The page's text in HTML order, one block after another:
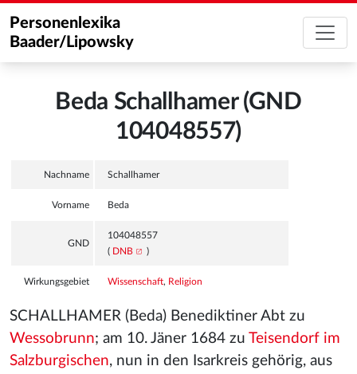
Personenlexika
Baader/Lipowsky
Beda Schallhamer (GND
104048557)
Nachname Schallhamer
Vorname Beda
GND
104048557
( DNB )
Wirkungsgebiet Wissenschaft, Religion
SCHALLHAMER (Beda) Benediktiner Abt zu
Wessobrunn; am 10. Jäner 1684 zu Teisendorf im
Salzburgischen, nun in den Isarkreis gehörig, aus